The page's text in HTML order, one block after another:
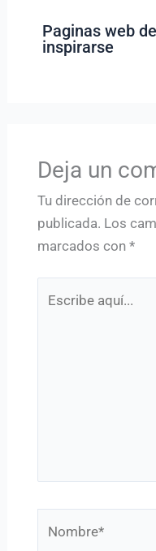
Paginas web
inspirarse
Deja un
Tu dirección de
publicada. Los
marcados con *